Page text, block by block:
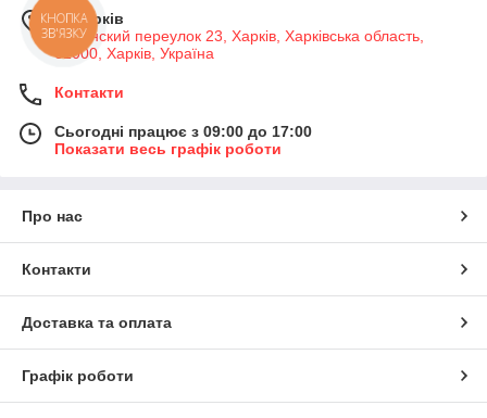
м. Харків
Долинский переулок 23, Харків, Харківська область,
61000, Харків, Україна
Контакти
Сьогодні працює з 09:00 до 17:00
Показати весь графік роботи
Про нас
Контакти
Доставка та оплата
Графік роботи
КНОПКА
ЗВ'ЯЗКУ